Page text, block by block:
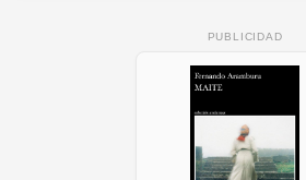
PUBLICIDAD